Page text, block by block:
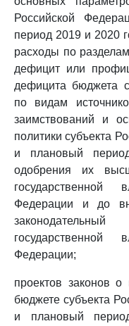
Российской
период 2019 и 2020
расходы по
дефицит или
дефицита бюджета
по видам
заимствований и
политики субъекта
и плановый
одобрения их
государственной
Федерации и до
государственной
Федерации;
проектов законов
бюджете субъекта
и плановый